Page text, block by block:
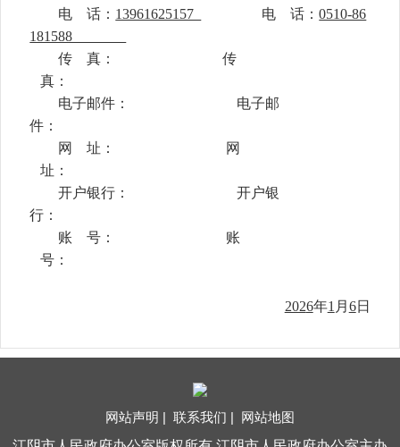
电话： 13961625157 电话：0510-86
181588
传真：
传
真：
电子邮件：
电子邮
件：
网址：
网
址：
开户银行：
开户银
行：
账号：
账
号：
2026年1 月 6日
网站声明 | 联系我们 | 网站地图